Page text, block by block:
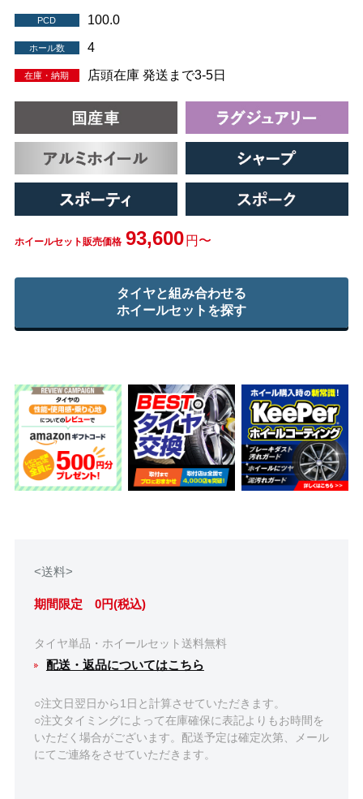
PCD 100.0
ホール数 4
在庫・納期 店頭在庫 発送まで3-5日
ホイールセット販売価格 93,600 円〜
タイヤと組み合わせる
ホイールセットを探す
<送料>
期間限定 0円(税込)
タイヤ単品・ホイールセット送料無料
配送・返品についてはこちら
○注文日翌日から1日と計算させていただきます。
○注文タイミングによって在庫確保に表記よりもお時間を
いただく場合がございます。配送予定は確定次第、メール
にてご連絡をさせていただきます。